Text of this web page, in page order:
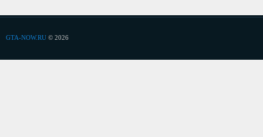
GTA-NOW.RU © 2026